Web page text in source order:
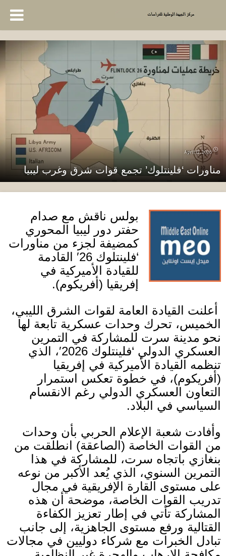
April 12, 2026
مناورات ‘فلينتلوك’ تجمع قوات شرق وغرب ليبيا
بولس ناقش مع صدام
حفتر دور ليبيا المحوري
كمضيفة لجزء من مناورات
‘فلينتلوك 26′ القادمة
للقيادة الأميركية في
إفريقيا (أفريكوم).
أعلنت القيادة العامة لقوات الشرق الليبي،
الخميس، تحرك وحدات عسكرية تابعة لها
نحو مدينة سرت للمشاركة في التمرين
العسكري الدولي ‘فلينتلوك 2026′ ، الذي
تنظمه القيادة الأميركية في إفريقيا
(أفريكوم)، في خطوة تعكس استمرار
التعاون العسكري الدولي رغم الانقسام
السياسي في البلاد.
وأفادت شعبة الإعلام الحربي بأن وحدات
من القوات الخاصة (الصاعقة) انطلقت من
بنغازي باتجاه سرت، للمشاركة في هذا
التمرين السنوي، الذي يُعد الأكبر من نوعه
على مستوى القارة الإفريقية في مجال
تدريب القوات الخاصة، موضحة أن هذه
المشاركة تأتي في إطار تعزيز الكفاءة
القتالية ورفع مستوى الجاهزية، إلى جانب
تبادل الخبرات مع شركاء دوليين في مجالات